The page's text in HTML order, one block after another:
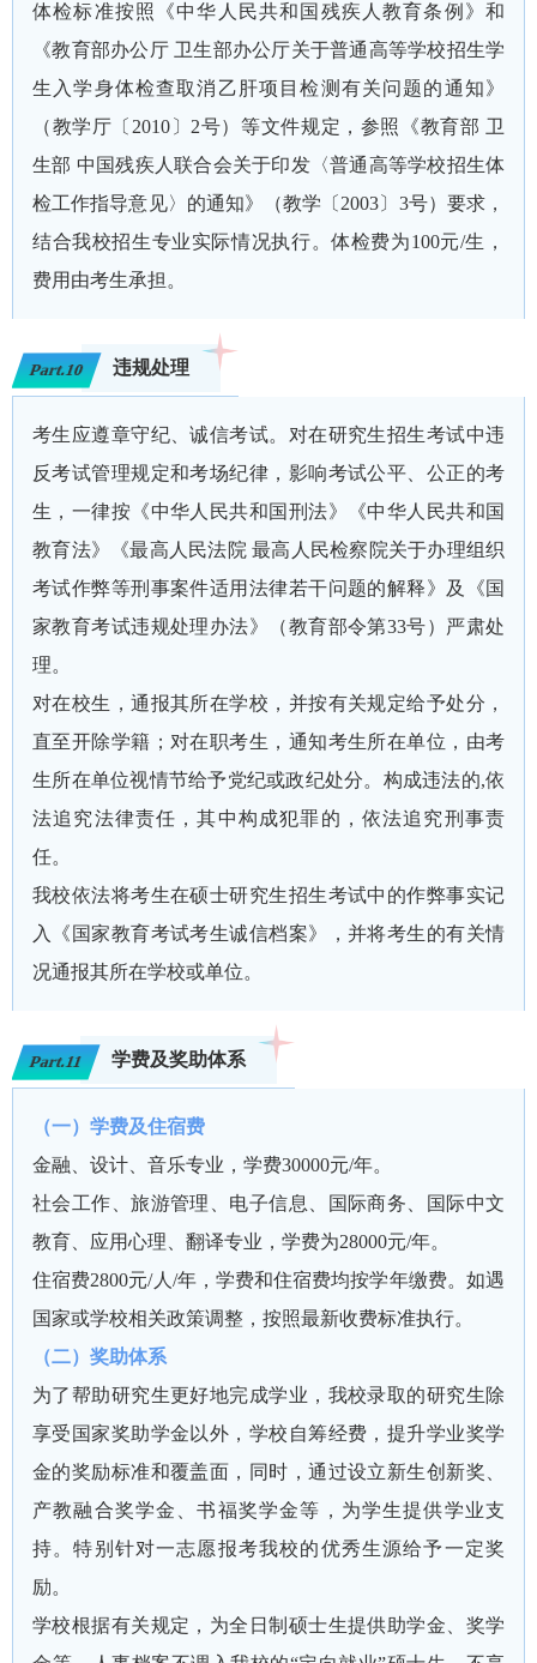
体检标准按照《中华人民共和国残疾人教育条例》和
《教育部办公厅 卫生部办公厅关于普通高等学校招生学
生入学身体检查取消乙肝项目检测有关问题的通知》
（教学厅〔2010〕2号）等文件规定，参照《教育部 卫
生部 中国残疾人联合会关于印发〈普通高等学校招生体
检工作指导意见〉的通知》（教学〔2003〕3号）要求，
结合我校招生专业实际情况执行。体检费为100元/生，
费用由考生承担。
Part.10 违规处理
考生应遵章守纪、诚信考试。对在研究生招生考试中违
反考试管理规定和考场纪律，影响考试公平、公正的考
生，一律按《中华人民共和国刑法》《中华人民共和国
教育法》《最高人民法院 最高人民检察院关于办理组织
考试作弊等刑事案件适用法律若干问题的解释》及《国
家教育考试违规处理办法》（教育部令第33号）严肃处
理。
对在校生，通报其所在学校，并按有关规定给予处分，
直至开除学籍；对在职考生，通知考生所在单位，由考
生所在单位视情节给予党纪或政纪处分。构成违法的,依
法追究法律责任，其中构成犯罪的，依法追究刑事责
任。
我校依法将考生在硕士研究生招生考试中的作弊事实记
入《国家教育考试考生诚信档案》，并将考生的有关情
况通报其所在学校或单位。
Part.11 学费及奖助体系
（一）学费及住宿费
金融、设计、音乐专业，学费30000元/年。
社会工作、旅游管理、电子信息、国际商务、国际中文
教育、应用心理、翻译专业，学费为28000元/年。
住宿费2800元/人/年，学费和住宿费均按学年缴费。如遇
国家或学校相关政策调整，按照最新收费标准执行。
（二）奖助体系
为了帮助研究生更好地完成学业，我校录取的研究生除
享受国家奖助学金以外，学校自筹经费，提升学业奖学
金的奖励标准和覆盖面，同时，通过设立新生创新奖、
产教融合奖学金、书福奖学金等，为学生提供学业支
持。特别针对一志愿报考我校的优秀生源给予一定奖
励。
学校根据有关规定，为全日制硕士生提供助学金、奖学